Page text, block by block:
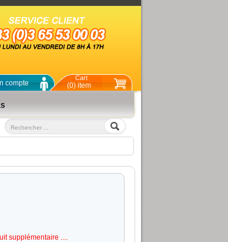
compte
Cart
(0) item
supplémentaire ....